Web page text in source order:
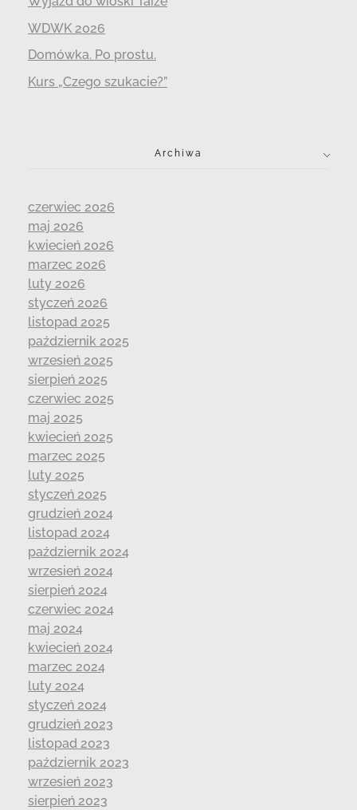
WDWK 2026
Domówka. Po prostu.
Kurs „Czego szukacie?”
Archiwa
czerwiec 2026
maj 2026
kwiecień 2026
marzec 2026
luty 2026
styczeń 2026
listopad 2025
październik 2025
wrzesień 2025
sierpień 2025
czerwiec 2025
maj 2025
kwiecień 2025
marzec 2025
luty 2025
styczeń 2025
grudzień 2024
listopad 2024
październik 2024
wrzesień 2024
sierpień 2024
czerwiec 2024
maj 2024
kwiecień 2024
marzec 2024
luty 2024
styczeń 2024
grudzień 2023
listopad 2023
październik 2023
wrzesień 2023
sierpień 2023